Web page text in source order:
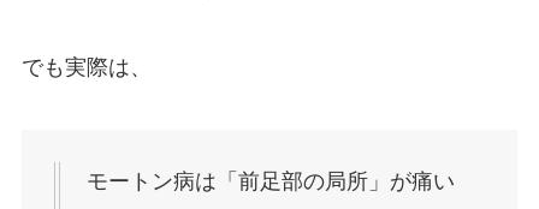
でも実際は、
モートン病は「前足部の局所」が痛い